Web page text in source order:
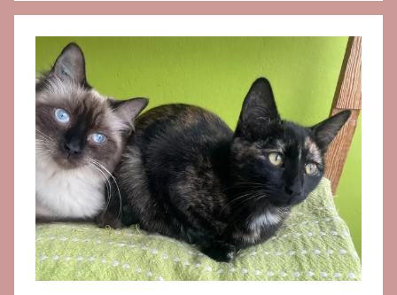
d
o
t
i
o
n
c
h
a
t
s